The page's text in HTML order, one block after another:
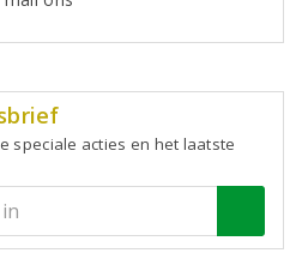
speciale acties en het laatste